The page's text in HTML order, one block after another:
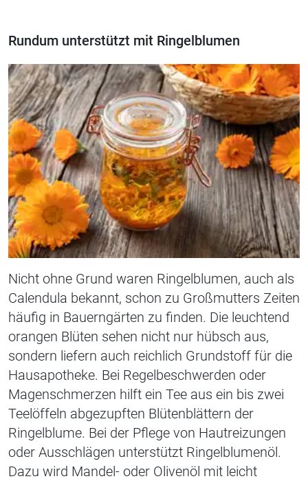
Rundum unterstützt mit Ringelblumen
Nicht ohne Grund waren Ringelblumen, auch als
Calendula bekannt, schon zu Großmutters Zeiten
häufig in Bauerngärten zu finden. Die leuchtend
orangen Blüten sehen nicht nur hübsch aus,
sondern liefern auch reichlich Grundstoff für die
Hausapotheke. Bei Regelbeschwerden oder
Magenschmerzen hilft ein Tee aus ein bis zwei
Teelöffeln abgezupften Blütenblättern der
Ringelblume. Bei der Pflege von Hautreizungen
oder Ausschlägen unterstützt Ringelblumenöl.
Dazu wird Mandel- oder Olivenöl mit leicht